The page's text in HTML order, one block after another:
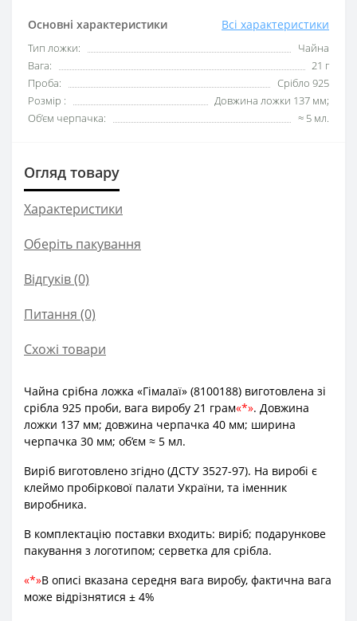
Основні характеристики Всі характеристики
Тип ложки:
Чайна
Вага:
21 г
Проба:
Срібло 925
Розмір :
Довжина ложки 137 мм;
Об’єм черпачка:
≈ 5 мл.
Огляд товару
Характеристики
Оберіть пакування
Відгуків (0)
Питання (0)
Схожі товари
Чайна срібна ложка «Гімалаї» (8100188) виготовлена зі
срібла 925 проби, вага виробу 21 грам * . Довжина
ложки 137 мм; довжина черпачка 40 мм; ширина
черпачка 30 мм; об’єм ≈ 5 мл.
Виріб виготовлено згідно (ДСТУ 3527-97). На виробі є
клеймо пробіркової палати України, та іменник
виробника.
В комплектацію поставки входить: виріб; подарункове
пакування з логотипом; серветка для срібла.
* В описі вказана середня вага виробу, фактична вага
може відрізнятися ± 4%